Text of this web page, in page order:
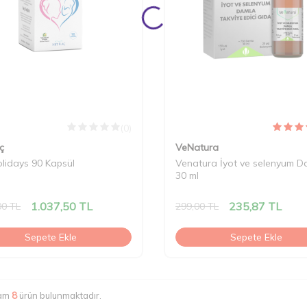
90 Kapsül
TL 1.037,50 TL
Sepete Ekle
VeNatura
Venatura İyot ve selenyum
30 ml
299,00TL 235,87 TL
Sepete Ekle
8ürün bulunmaktadır.